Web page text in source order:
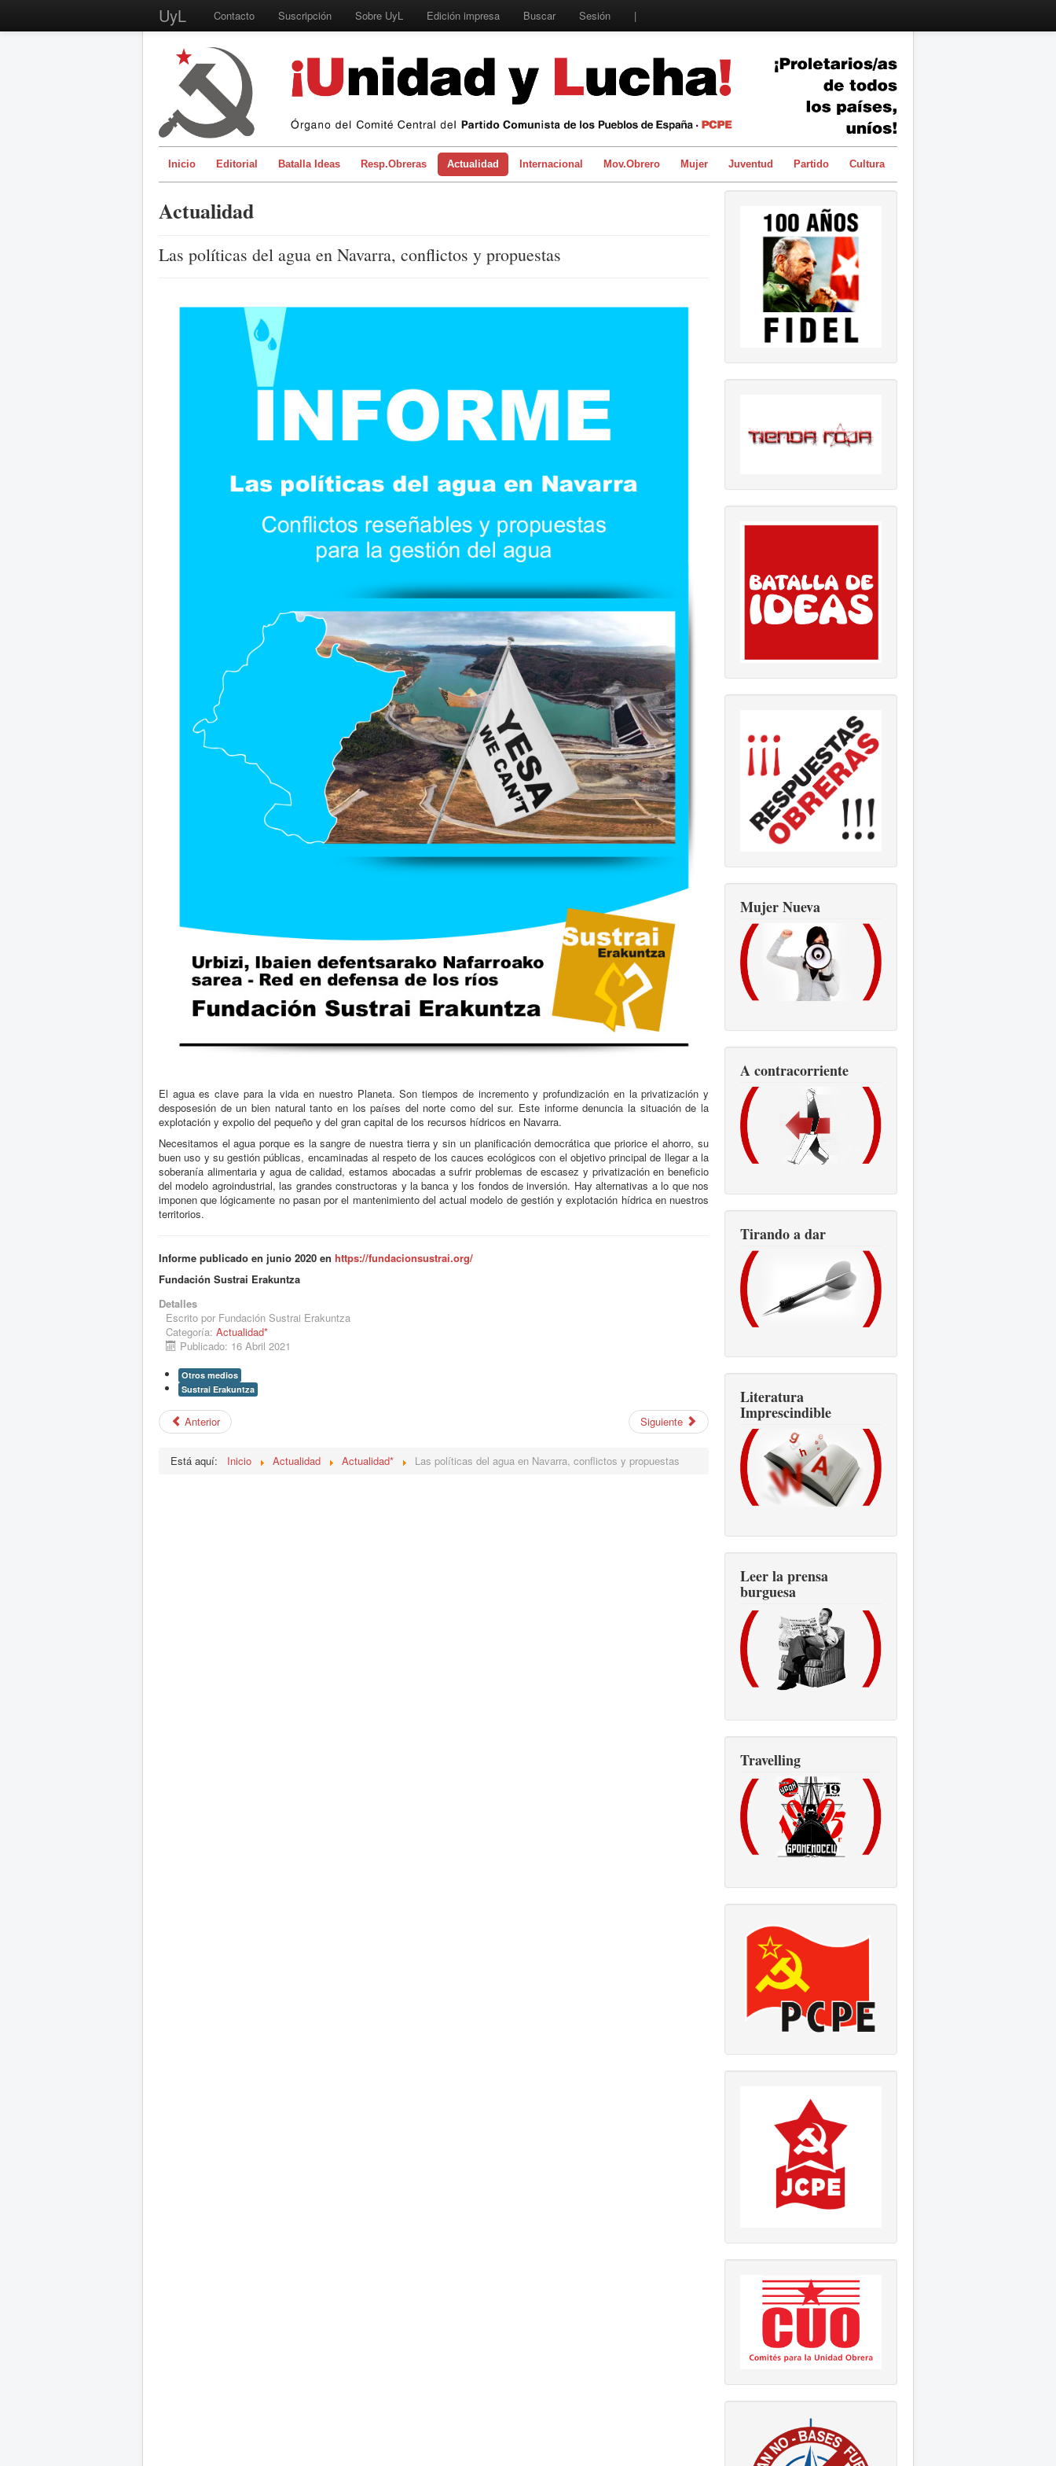
UyL Contacto Suscripción Sobre UyL Edición impresa Buscar Sesión |
Inicio Editorial Batalla Ideas Resp.Obreras Actualidad Internacional Mov.Obrero Mujer Juventud Partido Cultura
Actualidad
Las políticas del agua en Navarra, conflictos y propuestas
El agua es clave para la vida en nuestro Planeta. Son tiempos de incremento y profundización en la privatización y
desposesión de un bien natural tanto en los países del norte como del sur. Este informe denuncia la situación de la
explotación y expolio del pequeño y del gran capital de los recursos hídricos en Navarra.
Necesitamos el agua porque es la sangre de nuestra tierra y sin un planificación democrática que priorice el ahorro, su
buen uso y su gestión públicas, encaminadas al respeto de los cauces ecológicos con el objetivo principal de llegar a la
soberanía alimentaria y agua de calidad, estamos abocadas a sufrir problemas de escasez y privatización en beneficio
del modelo agroindustrial, las grandes constructoras y la banca y los fondos de inversión. Hay alternativas a lo que nos
imponen que lógicamente no pasan por el mantenimiento del actual modelo de gestión y explotación hídrica en nuestros
territorios.
Informe publicado en junio 2020 en https://fundacionsustrai.org/
Fundación Sustrai Erakuntza
Detalles
Escrito por Fundación Sustrai Erakuntza
Categoría: Actualidad*
Publicado: 16 Abril 2021
Otros medios
Sustrai Erakuntza
Anterior Siguiente
Está aquí: Inicio Actualidad Actualidad* Las políticas del agua en Navarra, conflictos y propuestas
Mujer Nueva
A contracorriente
Tirando a dar
Literatura
Imprescindible
Leer la prensa
burguesa
Travelling